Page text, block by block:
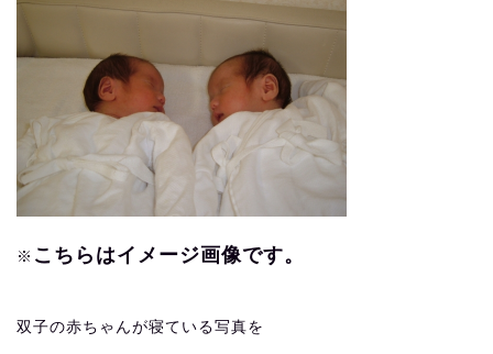
※ こちらはイメージ画像です。
双子の赤ちゃんが寝ている写真を